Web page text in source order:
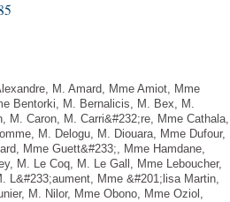
M. Amard, Mme Amiot, Mme
Bentorki, M. Bernalicis, M. Bex, M.
M. Caron, M. Carri&#232;re, Mme Cathala,
M. Delogu, M. Diouara, Mme Dufour,
Mme Guett&#233;, Mme Hamdane,
M. Le Coq, M. Le Gall, Mme Leboucher,
L&#233;aument, Mme &#201;lisa Martin,
M. Nilor, Mme Obono, Mme Oziol,